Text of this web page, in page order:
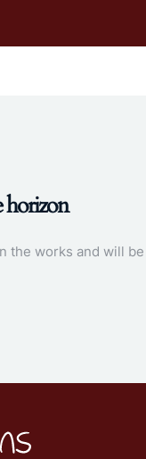
horizon
the works and will be